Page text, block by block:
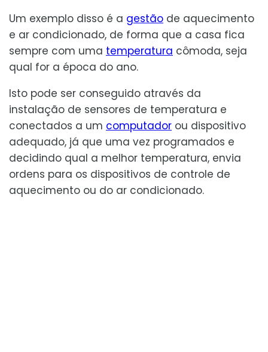
Um exemplo disso é a gestão de aquecimento
e ar condicionado, de forma que a casa fica
sempre com uma temperatura cômoda, seja
qual for a época do ano.
Isto pode ser conseguido através da
instalação de sensores de temperatura e
conectados a um computador ou dispositivo
adequado, já que uma vez programados e
decidindo qual a melhor temperatura, envia
ordens para os dispositivos de controle de
aquecimento ou do ar condicionado.